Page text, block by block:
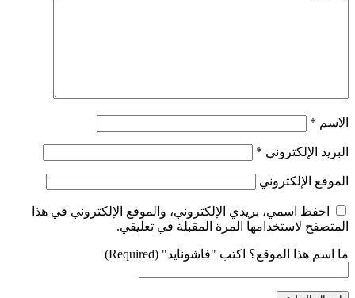
الاسم *
البريد الإلكتروني *
الموقع الإلكتروني
احفظ اسمي، بريدي الإلكتروني، والموقع الإلكتروني في هذا
المتصفح لاستخدامها المرة المقبلة في تعليقي.
ما اسم هذا الموقع؟ اكتب "فاشونايد" (Required)